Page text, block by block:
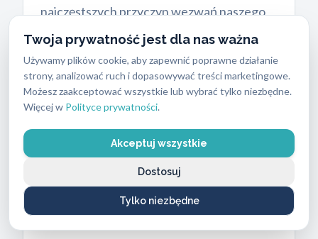
Twoja prywatność jest dla nas ważna
Używamy plików cookie, aby zapewnić poprawne działanie
strony, analizować ruch i dopasowywać treści marketingowe.
Możesz zaakceptować wszystkie lub wybrać tylko niezbędne.
Więcej w Polityce prywatności.
Akceptuj wszystkie
Tylko niezbędne
Dostosuj
najczęstszych przyczyn wezwań naszego
pogotowia. Najczęściej to efekt
zmęczenia
duplikatów lub braku regularnego
smarowania mechanizmu. Wiele osób
próbuje samodzielnie usunąć resztki
włosów. Takie działanie zazwyczaj
pogarsza sytuację. Wpychanie ułamanego
fragmentu głębiej do mechanizmu może
trwale uszkodzić mosiężne zapadki.